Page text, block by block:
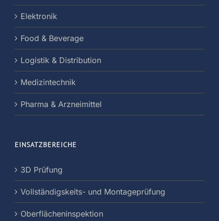
Elektronik
Food & Beverage
Logistik & Distribution
Medizintechnik
Pharma & Arzneimittel
EINSATZBEREICHE
3D Prüfung
Vollständigskeits- und Montageprüfung
Oberflächeninspektion